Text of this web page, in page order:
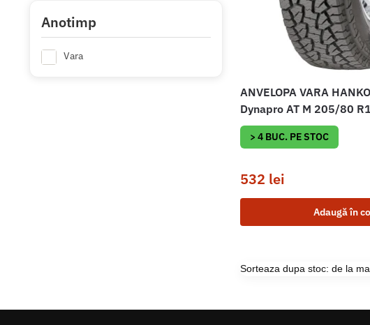
ANVELOPA VARA
Dynapro AT M 205/80
> 4 BUC. PE STOC
532 lei
Adaugă în
Anotimp
Vara